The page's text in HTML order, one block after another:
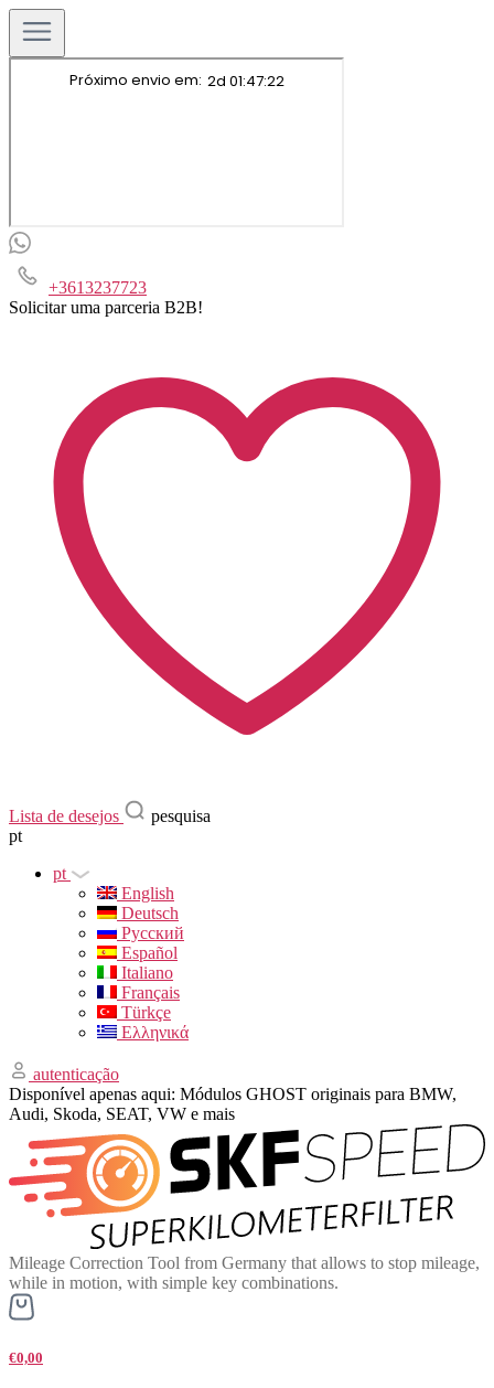
+3613237723
Solicitar uma parceria B2B!
Lista de desejos
pesquisa
pt
pt
English
Deutsch
Русский
Español
Italiano
Français
Türkçe
Ελληνικά
autenticação
Disponível apenas aqui: Módulos GHOST originais para BMW,
Audi, Skoda, SEAT, VW e mais
Mileage Correction Tool from Germany that allows to stop mileage,
while in motion, with simple key combinations.
€0,00